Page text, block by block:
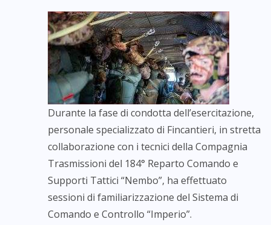
Durante la fase di condotta dell’esercitazione,
personale specializzato di Fincantieri, in stretta
collaborazione con i tecnici della Compagnia
Trasmissioni del 184° Reparto Comando e
Supporti Tattici “Nembo”, ha effettuato
sessioni di familiarizzazione del Sistema di
Comando e Controllo “Imperio”.